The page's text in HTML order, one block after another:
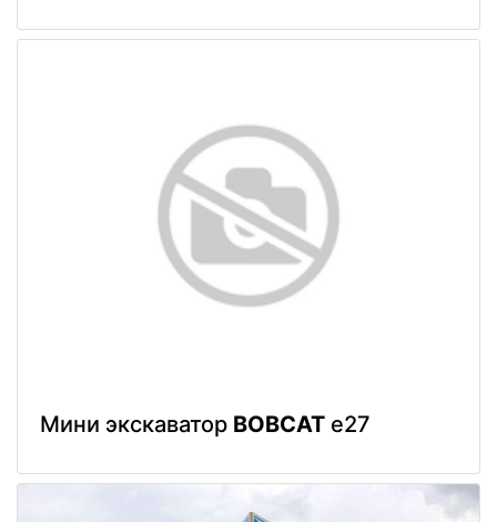
Мини экскаватор BOBCAT e27